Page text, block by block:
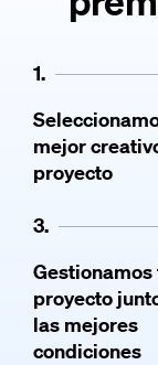
1.
mejor
proyecto
3.
Gestionamos
proyecto
las mejores
condiciones